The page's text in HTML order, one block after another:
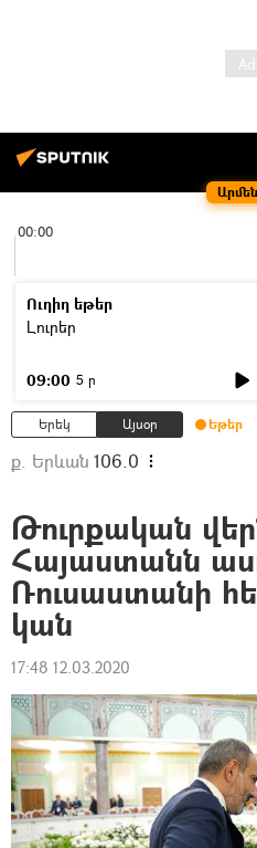
00:00
Ուղիղ եթեր
Լուրեր
09:00 5 ր
Երեկ Այսօր Եթեր
ք. Երևան 106.0
Թուրքական
Հայաստանն
Ռուսաստանի
կան
17:48 12.03.2020